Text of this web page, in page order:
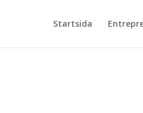
Startsida